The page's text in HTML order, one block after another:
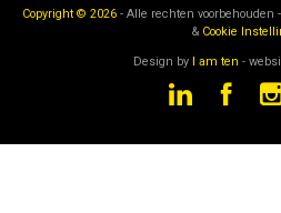
Copyright © 2026 - Alle rechten voorbehouden
& Cookie
Design by I am ten -